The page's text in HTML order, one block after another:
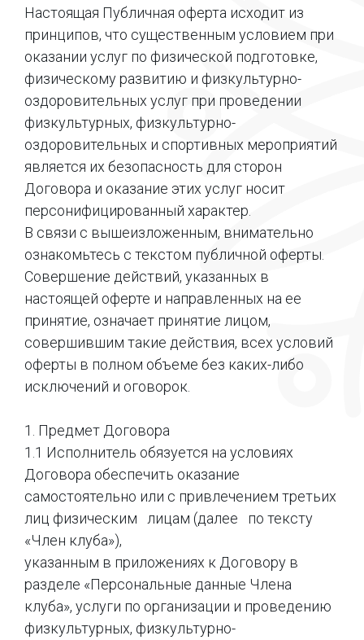
Настоящая Публичная оферта исходит из
принципов, что существенным условием при
оказании услуг по физической подготовке,
физическому развитию и физкультурно-
оздоровительных услуг при проведении
физкультурных, физкультурно-
оздоровительных и спортивных мероприятий
является их безопасность для сторон
Договора и оказание этих услуг носит
персонифицированный характер.
В связи с вышеизложенным, внимательно
ознакомьтесь с текстом публичной оферты.
Совершение действий, указанных в
настоящей оферте и направленных на ее
принятие, означает принятие лицом,
совершившим такие действия, всех условий
оферты в полном объеме без каких-либо
исключений и оговорок.
1. Предмет Договора
1.1 Исполнитель обязуется на условиях
Договора обеспечить оказание
самостоятельно или с привлечением третьих
лиц физическим лицам (далее по тексту
«Член клуба»),
указанным в приложениях к Договору в
разделе «Персональные данные Члена
клуба», услуги по организации и проведению
физкультурных, физкультурно-